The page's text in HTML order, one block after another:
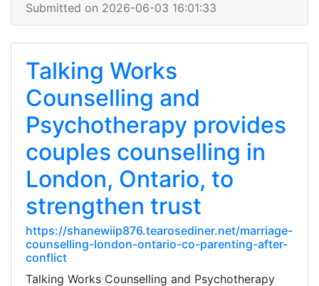
Submitted on 2026-06-03 16:01:33
Talking Works
Counselling and
Psychotherapy provides
couples counselling in
London, Ontario, to
strengthen trust
https://shanewiip876.tearosediner.net/marriage-
counselling-london-ontario-co-parenting-after-
conflict
Talking Works Counselling and Psychotherapy